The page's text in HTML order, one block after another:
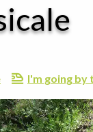
I'm going by